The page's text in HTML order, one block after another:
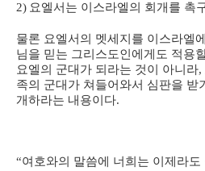
2) 요엘서는 이스라엘의 회개를 촉
물론 요엘서의 멧세지를 이스라엘
님을 믿는 그리스도인에게도 적용
요엘의 군대가 되라는 것이 아니라,
족의 군대가 쳐들어와서 심판을 받
개하라는 내용이다.
“여호와의 말씀에 너희는 이제라